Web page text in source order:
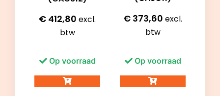
€ 412,80 excl.
btw
Op voorraad
€ 373,60 excl.
btw
Op voorraad